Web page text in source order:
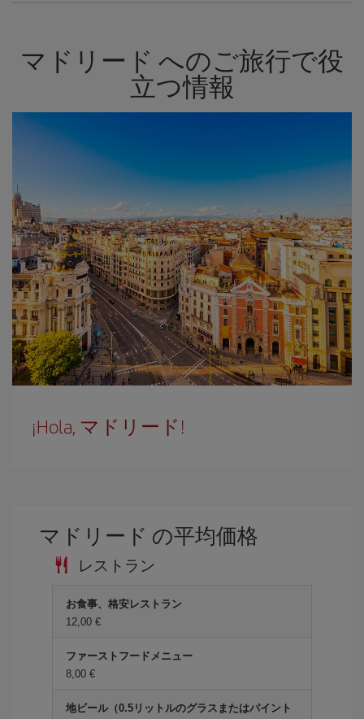
マドリード へのご旅行で役
立つ情報
¡Hola, マドリード!
マドリード の平均価格
レストラン
お食事、格安レストラン
12,00 €
ファーストフードメニュー
8,00 €
地ビール（0.5リットルのグラスまたはパイント